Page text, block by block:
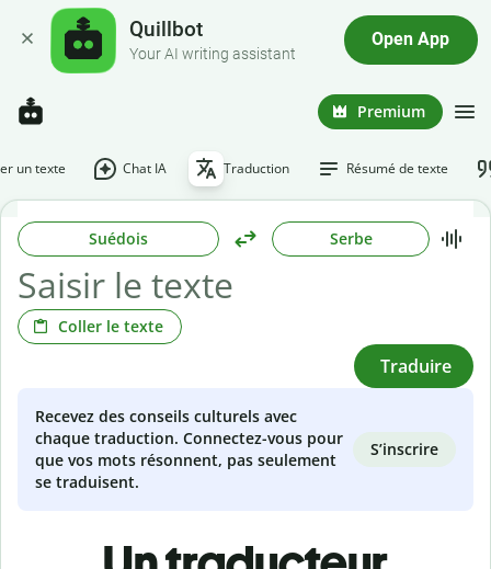
Quillbot
Your AI writing assistant
Open App
Premium
un texte Chat IA Traduction Résumé de texte
Suédois Serbe
Coller le texte
Traduire
Recevez des conseils culturels avec
chaque traduction. Connectez-vous pour
que vos mots résonnent, pas seulement
se traduisent.
S’inscrire